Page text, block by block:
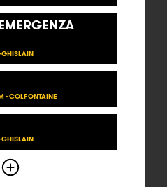
GHISLAIN
- COLFONTAINE
GHISLAIN